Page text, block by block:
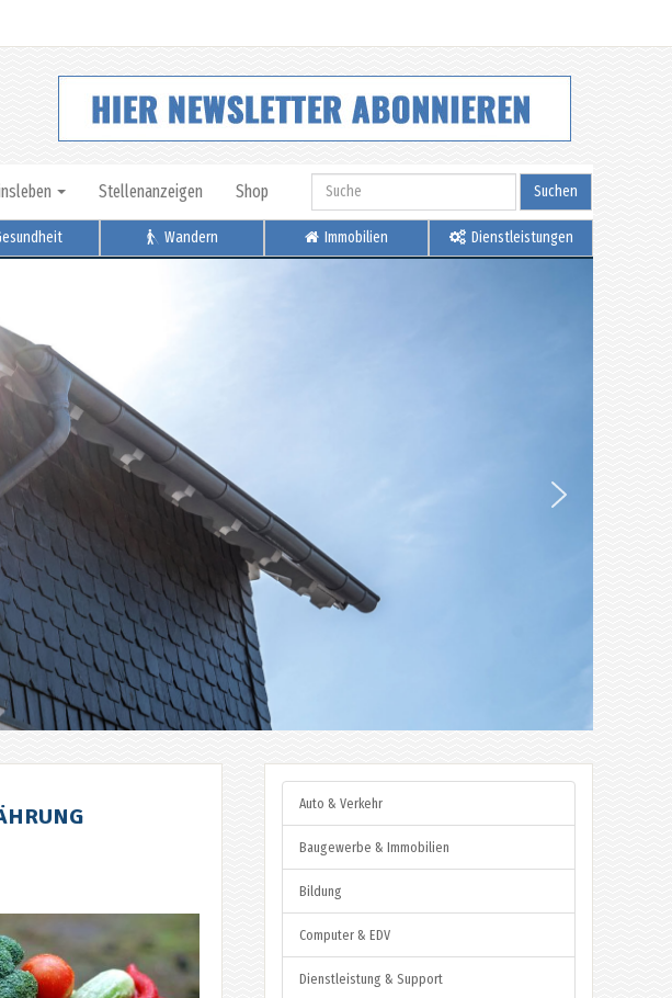
Stellenanzeigen Shop Suchen
Wandern Immobilien Dienstleistungen
Auto & Verkehr
Baugewerbe & Immobilien
Bildung
Computer & EDV
Dienstleistung & Support